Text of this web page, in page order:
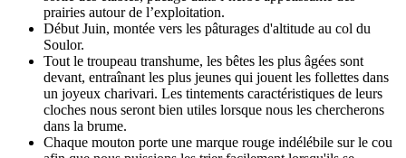
prairies autour de l’exploitation.
Début Juin, montée vers les pâturages d'altitude au col du
Soulor.
Tout le troupeau transhume, les bêtes les plus âgées sont
devant, entraînant les plus jeunes qui jouent les follettes dans
un joyeux charivari. Les tintements caractéristiques de leurs
cloches nous seront bien utiles lorsque nous les chercherons
dans la brume.
Chaque mouton porte une marque rouge indélébile sur le cou